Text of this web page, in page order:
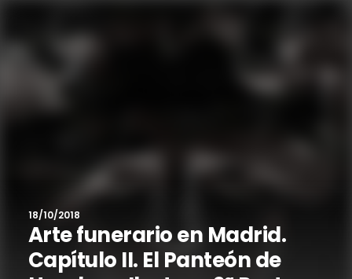
18/10/2018
Arte funerario en Madrid.
Capítulo II. El Panteón de